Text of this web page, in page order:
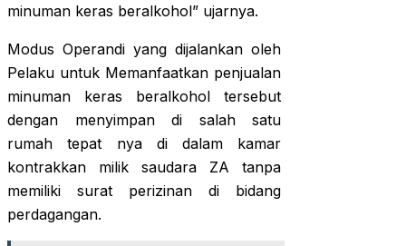
minuman keras beralkohol” ujarnya.
Modus Operandi yang dijalankan oleh
Pelaku untuk Memanfaatkan penjualan
minuman keras beralkohol tersebut
dengan menyimpan di salah satu
rumah tepat nya di dalam kamar
kontrakkan milik saudara ZA tanpa
memiliki surat perizinan di bidang
perdagangan.